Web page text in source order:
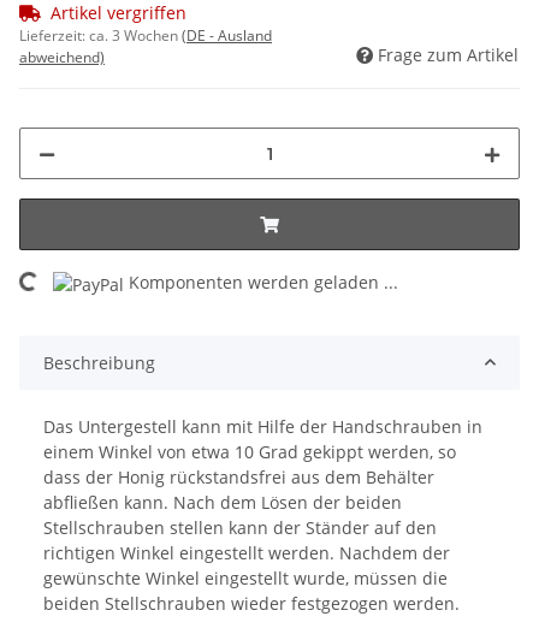
Artikel vergriffen
Lieferzeit:ca. 3 Wochen(DE - Ausland
abweichend)
Frage zum Artikel
Komponenten werden geladen ...
Beschreibung
Das Untergestell kann mit Hilfe der Handschrauben in
einem Winkel von etwa 10 Grad gekippt werden, so
dass der Honig rückstandsfrei aus dem Behälter
abfließen kann. Nach dem Lösen der beiden
Stellschrauben stellen kann der Ständer auf den
richtigen Winkel eingestellt werden. Nachdem der
gewünschte Winkel eingestellt wurde, müssen die
beiden Stellschrauben wieder festgezogen werden.